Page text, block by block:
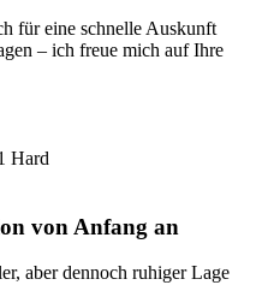
für eine schnelle Auskunft
– ich freue mich auf Ihre
Hard
von Anfang an
aber dennoch ruhiger Lage